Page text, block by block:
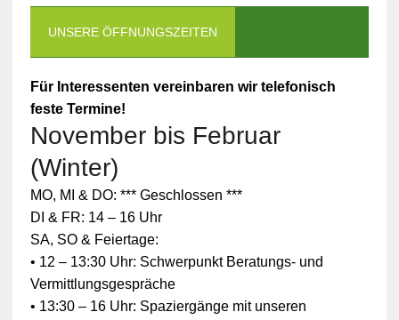
UNSERE ÖFFNUNGSZEITEN
Für Interessenten vereinbaren wir telefonisch
feste Termine!
November bis Februar
(Winter)
MO, MI & DO: *** Geschlossen ***
DI & FR: 14 – 16 Uhr
SA, SO & Feiertage:
• 12 – 13:30 Uhr: Schwerpunkt Beratungs- und
Vermittlungsgespräche
• 13:30 – 16 Uhr: Spaziergänge mit unseren